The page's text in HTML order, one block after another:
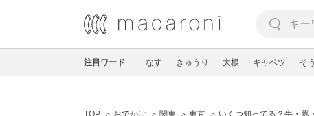
注目ワード なす きゅうり 大根 キャベツ そ
TOP おでかけ 関東 東京 いくつ知ってる？牛・豚